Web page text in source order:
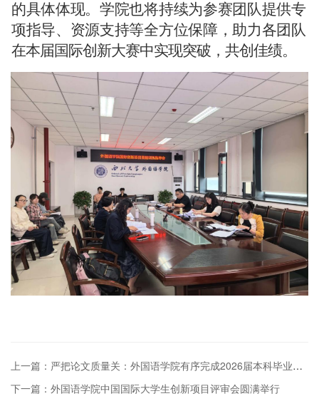
的具体体现。学院也将持续为参赛团队提供专
项指导、资源支持等全方位保障，助力各团队
在本届国际创新大赛中实现突破，共创佳绩。
上一篇：严把论文质量关：外国语学院有序完成2026届本科毕业论文专项审查
下一篇：外国语学院中国国际大学生创新项目评审会圆满举行